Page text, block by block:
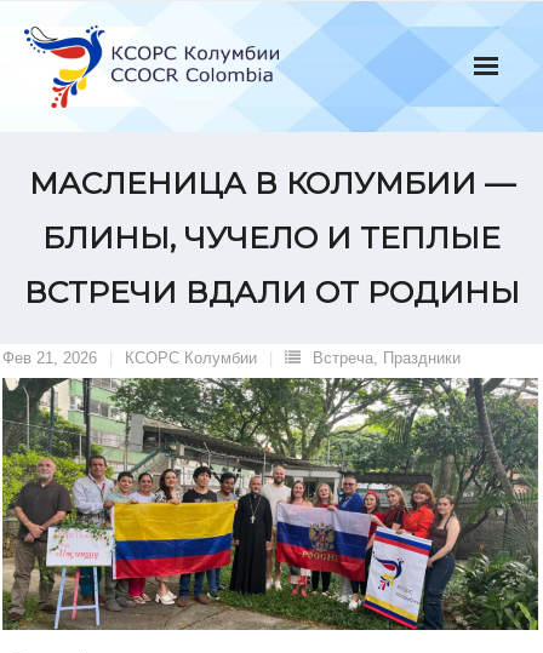
content
МАСЛЕНИЦА В КОЛУМБИИ —
БЛИНЫ, ЧУЧЕЛО И ТЕПЛЫЕ
ВСТРЕЧИ ВДАЛИ ОТ РОДИНЫ
Фев 21, 2026 КСОРС Колумбии Встреча, Праздники